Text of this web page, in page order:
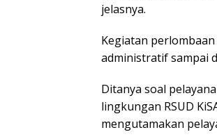
jelasnya.
Kegiatan
administratif sampai
Ditanya soal
lingkungan RSUD
mengutamakan